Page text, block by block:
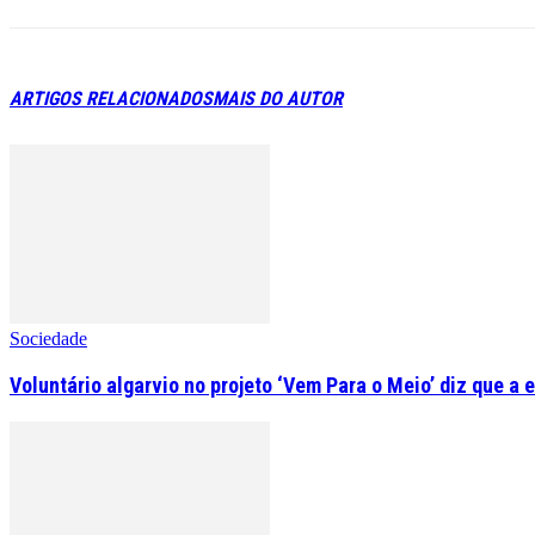
ARTIGOS RELACIONADOSMAIS DO AUTOR
Sociedade
Voluntário algarvio no projeto ‘Vem Para o Meio’ diz que